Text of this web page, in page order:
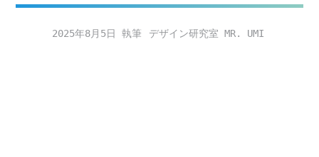
2025年8月5日 デザイン研究室 MR. UMI